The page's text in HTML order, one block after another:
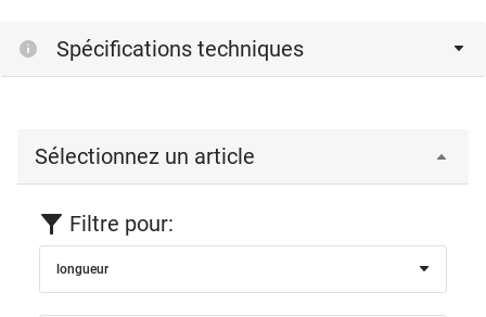
Spécifications techniques
Sélectionnez un article
Filtre pour:
longueur